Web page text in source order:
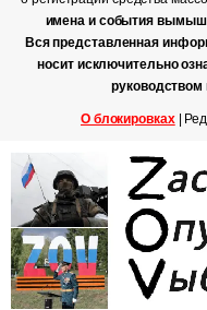
имена и события
Вся представленная
носит исключительно
О блокировках|